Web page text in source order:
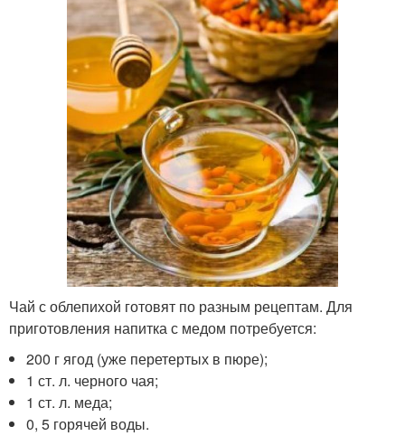
Чай с облепихой готовят по разным рецептам. Для
приготовления напитка с медом потребуется:
200 г ягод (уже перетертых в пюре);
1 ст. л. черного чая;
1 ст. л. меда;
0, 5 горячей воды.